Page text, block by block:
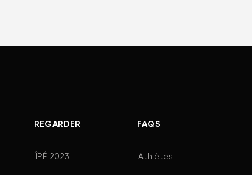
REGARDER
ÎPÉ 2023
FAQS
Athlètes